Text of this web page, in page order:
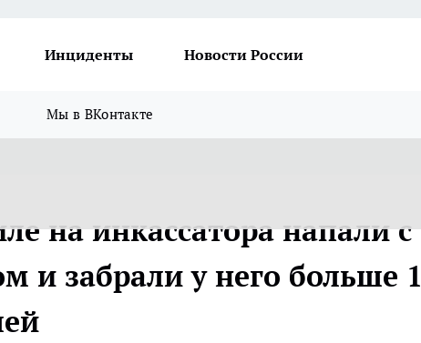
Инциденты Новости России
Мы в ВКонтакте
на инкассатора напали с
и забрали у него больше 1